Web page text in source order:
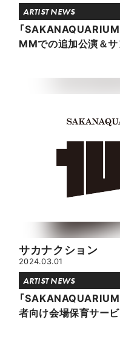
ARTIST NEWS
「
MMでの追加公演＆サ
サカナクション
2024.03.01
ARTIST NEWS
「
者向け会場保育サー